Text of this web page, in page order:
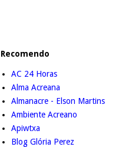
Recomendo
AC 24 Horas
Alma Acreana
Almanacre - Elson Martins
Ambiente Acreano
Apiwtxa
Blog Glória Perez